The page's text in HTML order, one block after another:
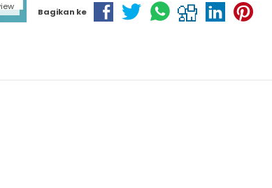
Bagikan ke